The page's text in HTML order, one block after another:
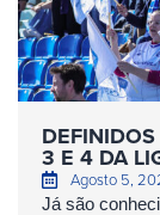
3 E 4 DA
Agosto 5,
Já são